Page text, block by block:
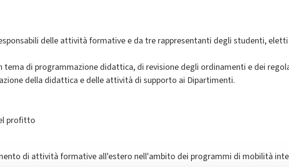
delle attività formative e da tre rappresentanti degli studenti,
tema di programmazione didattica, di revisione degli ordinamenti e dei
della didattica e delle attività di supporto ai Dipartimenti.
profitto
di attività formative all'estero nell'ambito dei programmi di mobilità